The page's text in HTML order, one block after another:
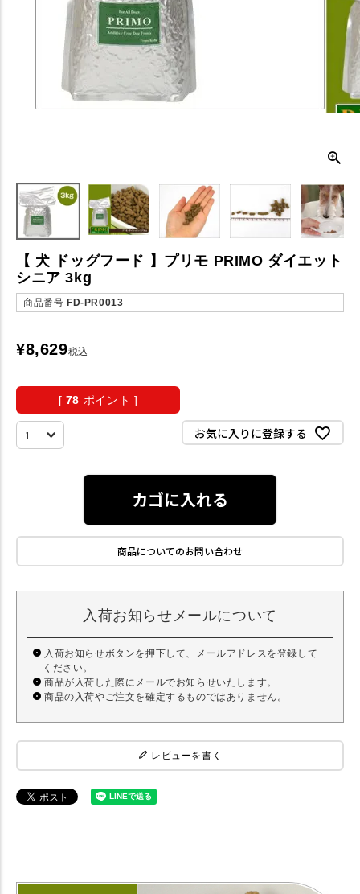
【 犬 ドッグフード 】プリモ PRIMO ダイエット
シニア 3kg
商品番号 FD-PR0013
¥8,629税込
[ 78 ポイント ]
お気に入りに登録する
カゴに入れる
商品についてのお問い合わせ
入荷お知らせメールについて
入荷お知らせボタンを押下して、メールアドレスを登録して
ください。
商品が入荷した際にメールでお知らせいたします。
商品の入荷やご注文を確定するものではありません。
レビューを書く